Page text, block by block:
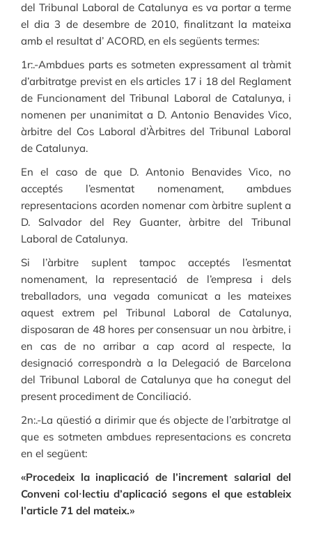
del Tribunal Laboral de Catalunya es va portar a terme
el dia 3 de desembre de 2010, finalitzant la mateixa
amb el resultat d’ ACORD, en els següents termes:
1r:.-Ambdues parts es sotmeten expressament al tràmit
d’arbitratge previst en els articles 17 i 18 del Reglament
de Funcionament del Tribunal Laboral de Catalunya, i
nomenen per unanimitat a D. Antonio Benavides Vico,
àrbitre del Cos Laboral d’Àrbitres del Tribunal Laboral
de Catalunya.
En el caso de que D. Antonio Benavides Vico, no
acceptés l’esmentat nomenament, ambdues
representacions acorden nomenar com àrbitre suplent a
D. Salvador del Rey Guanter, àrbitre del Tribunal
Laboral de Catalunya.
Si l’àrbitre suplent tampoc acceptés l’esmentat
nomenament, la representació de l’empresa i dels
treballadors, una vegada comunicat a les mateixes
aquest extrem pel Tribunal Laboral de Catalunya,
disposaran de 48 hores per consensuar un nou àrbitre, i
en cas de no arribar a cap acord al respecte, la
designació correspondrà a la Delegació de Barcelona
del Tribunal Laboral de Catalunya que ha conegut del
present procediment de Conciliació.
2n:.-La qüestió a dirimir que és objecte de l’arbitratge al
que es sotmeten ambdues representacions es concreta
en el següent:
«Procedeix la inaplicació de l’increment salarial del
Conveni col·lectiu d’aplicació segons el que estableix
l’article 71 del mateix.»